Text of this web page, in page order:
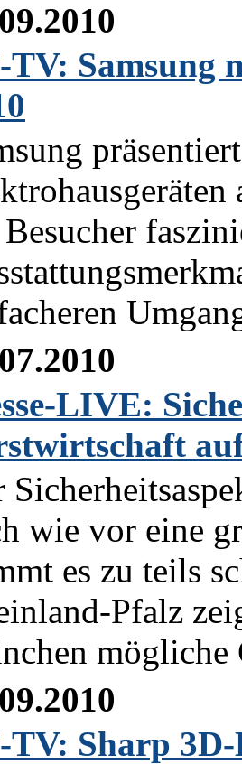
TV: Samsung
LIVE:
wie vor eine
es zu teils
Pfalz
mögliche
TV: Sharp